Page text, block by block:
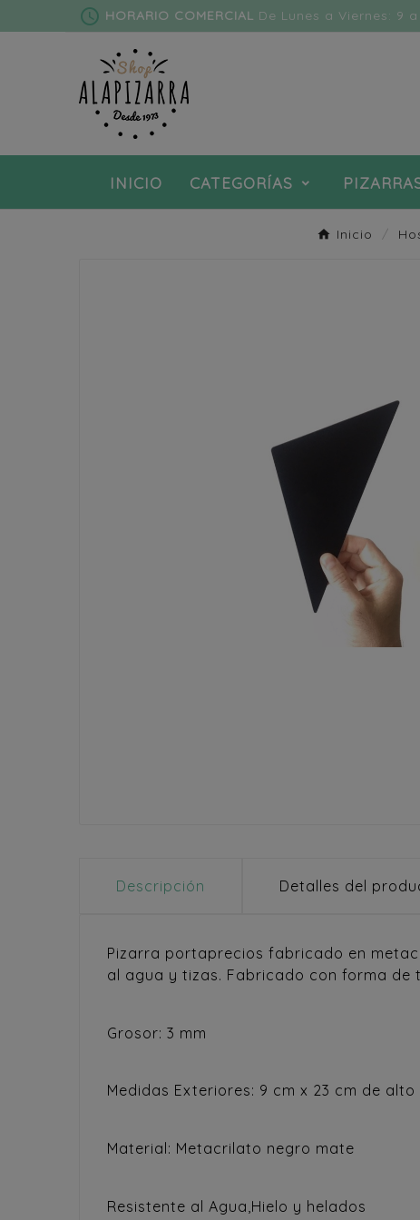
schedule HORARIO COMERCIAL De Lunes a Viernes: 9
INICIO CATEGORÍAS
Inicio
Descripción Detalles del
Pizarra portaprecios fabricado en
al agua y tizas. Fabricado con forma de
Grosor: 3 mm
Medidas Exteriores: 9 cm x 23 cm de alto
Material: Metacrilato negro mate
Resistente al Agua,Hielo y helados